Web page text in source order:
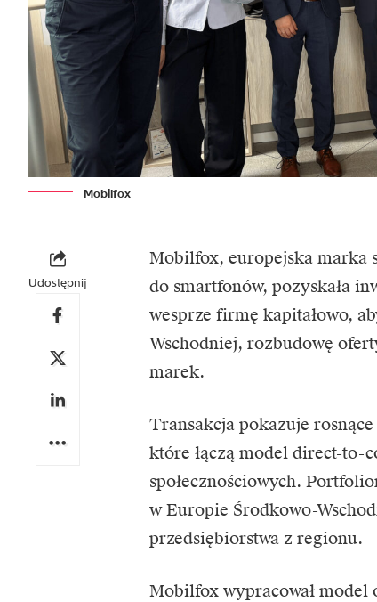
Mobilfox
Udostępnij
Mobilfox, europejska marka
do smartfonów, pozyskała
wesprze firmę kapitałowo,
Wschodniej, rozbudowę
marek.
Transakcja pokazuje
które łączą model direct-to-
społecznościowych.
w Europie Środkowo-
przedsiębiorstwa z regionu.
Mobilfox wypracował model